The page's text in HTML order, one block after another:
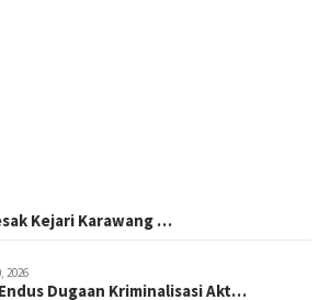
Kejari Karawang …
2026
Endus Dugaan Kriminalisasi Akt…